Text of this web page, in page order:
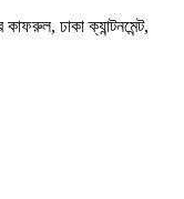
ঢাকা ক্যান্টনমেন্ট,